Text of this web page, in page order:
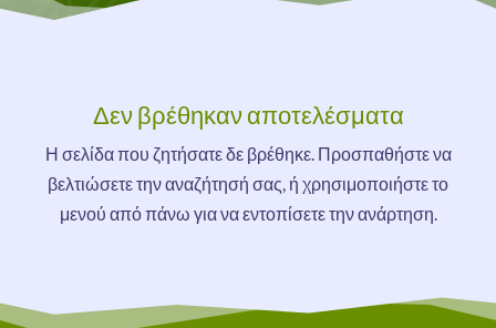
Δεν βρέθηκαν αποτελέσματα
Η σελίδα που ζητήσατε δε βρέθηκε. Προσπαθήστε να
βελτιώσετε την αναζήτησή σας, ή χρησιμοποιήστε το
μενού από πάνω για να εντοπίσετε την ανάρτηση.